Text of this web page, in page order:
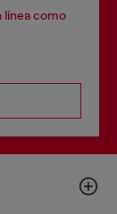
línea como